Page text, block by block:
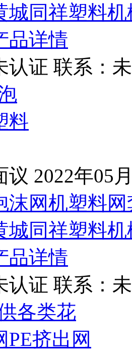
城同祥塑料机
品详情
认证 联系：
议 2022年05
沫网机塑料网
城同祥塑料机
品详情
认证 联系：